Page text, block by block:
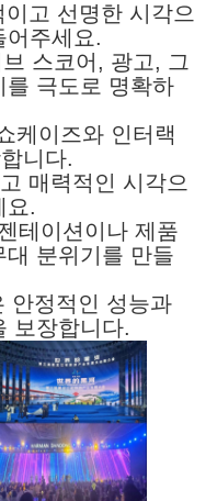
이고 선명한 시각으
어주세요.
브 스코어, 광고, 그
를 극도로 명확하
케이즈와 인터랙
니다.
매력적인 시각으
요.
테이션이나 제품
분위기를 만들
안정적인 성능과
보장합니다.